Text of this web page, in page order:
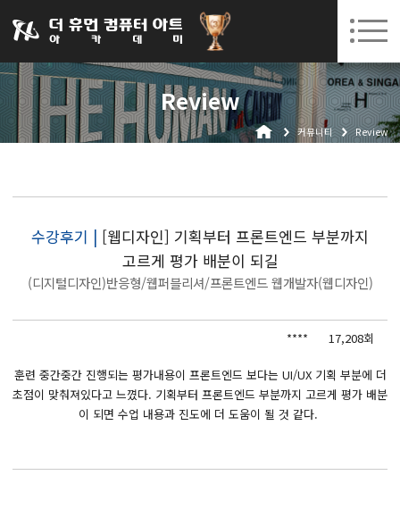
031-252-7277 수원캠퍼스 개강 08. 12.(수)
로그인 회원가입 고객센터
Review
커뮤니티 Review
수강후기 | [웹디자인] 기획부터 프론트엔드 부분까지
고르게 평가 배분이 되길
(디지털디자인)반응형/웹퍼블리셔/프론트엔드 웹개발자(웹디자인)
**** 17,208회
훈련 중간중간 진행되는 평가내용이 프론트엔드 보다는 UI/UX 기획 부분에 더
초점이 맞춰져있다고 느꼈다. 기획부터 프론트엔드 부분까지 고르게 평가 배분
이 되면 수업 내용과 진도에 더 도움이 될 것 같다.
아카데미소개
인사말
오시는길
BIM 건축설계 및 실내건축설계(캐드(CAD),맥스(MAX),레빗(REVIT))실무자 양성과정
React, Veu 프레임워크 기반 프론트엔드 개발 양성 지원